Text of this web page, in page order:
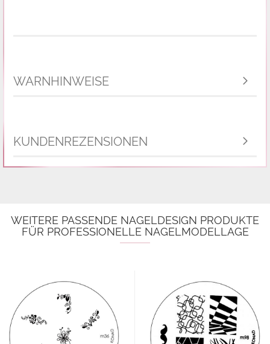
WARNHINWEISE
KUNDENREZENSIONEN
WEITERE PASSENDE NAGELDESIGN PRODUKTE
FÜR PROFESSIONELLE NAGELMODELLAGE